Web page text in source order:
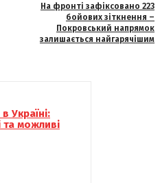
На фронті зафіксовано 223
бойових зіткнення –
Покровський напрямок
залишається найгарячішим
Україні:
та можливі